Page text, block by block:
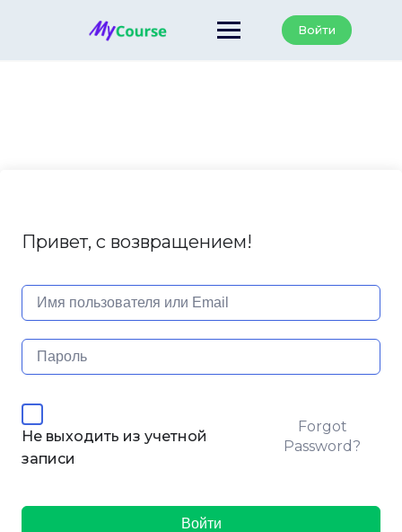
Войти
Привет, с возвращением!
Не выходить из учетной
записи
Forgot
Password?
Войти